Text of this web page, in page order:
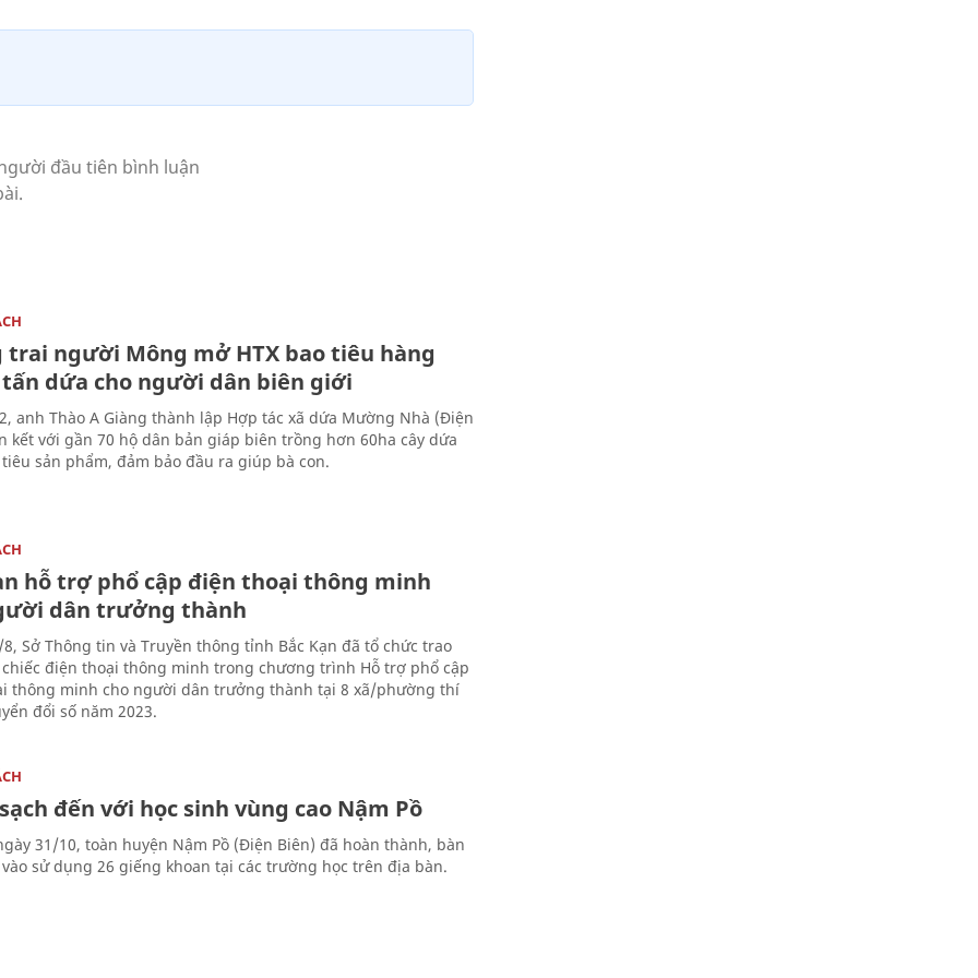
trai người Mông mở HTX bao tiêu hàng
dứa cho người dân biên giới
anh Thào A Giàng thành lập Hợp tác xã dứa Mường Nhà (Điện
kết với gần 70 hộ dân bản giáp biên trồng hơn 60ha cây dứa
sản phẩm, đảm bảo đầu ra giúp bà con.
hỗ trợ phổ cập điện thoại thông minh
dân trưởng thành
Sở Thông tin và Truyền thông tỉnh Bắc Kạn đã tổ chức trao
điện thoại thông minh trong chương trình Hỗ trợ phổ cập
thông minh cho người dân trưởng thành tại 8 xã/phường thí
đổi số năm 2023.
đến với học sinh vùng cao Nậm Pồ
31/10, toàn huyện Nậm Pồ (Điện Biên) đã hoàn thành, bàn
sử dụng 26 giếng khoan tại các trường học trên địa bàn.